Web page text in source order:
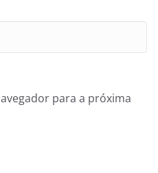
para a próxima